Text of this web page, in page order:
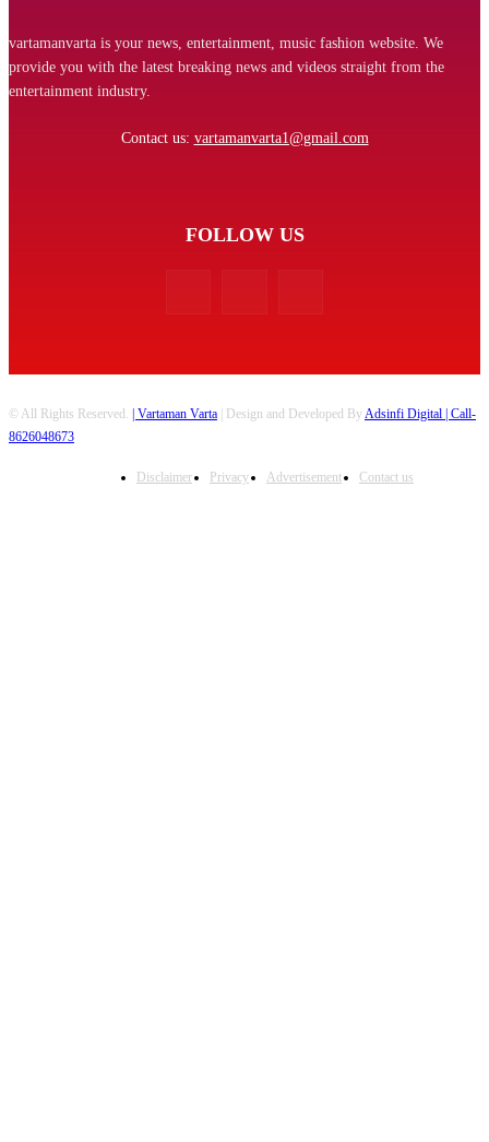
vartamanvarta is your news, entertainment, music fashion website. We
provide you with the latest breaking news and videos straight from the
entertainment industry.
Contact us: vartamanvarta1@gmail.com
FOLLOW US
© All Rights Reserved. | Vartaman Varta | Design and Developed ByAdsinfi Digital | Call-
8626048673
Disclaimer Privacy Advertisement Contact us